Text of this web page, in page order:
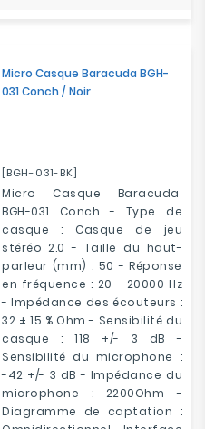
Micro Casque Baracuda BGH-
031 Conch / Noir
[BGH-031-BK]
Micro Casque Baracuda
BGH-031 Conch - Type de
casque : Casque de jeu
stéréo 2.0 - Taille du haut-
parleur (mm) : 50 - Réponse
en fréquence : 20 - 20000 Hz
- Impédance des écouteurs :
32 ± 15 % Ohm - Sensibilité du
casque : 118 +/- 3 dB -
Sensibilité du microphone :
-42 +/- 3 dB - Impédance du
microphone : 2200Ohm -
Diagramme de captation :